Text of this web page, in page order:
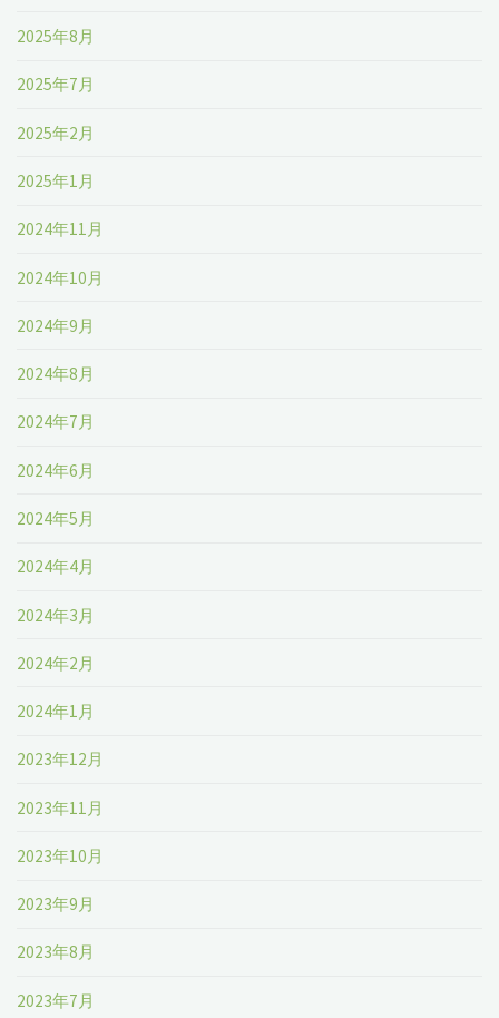
2025年8月
2025年7月
2025年2月
2025年1月
2024年11月
2024年10月
2024年9月
2024年8月
2024年7月
2024年6月
2024年5月
2024年4月
2024年3月
2024年2月
2024年1月
2023年12月
2023年11月
2023年10月
2023年9月
2023年8月
2023年7月